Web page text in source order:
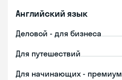
Английский язык
Деловой - для бизнеса
Для путешествий
Для начинающих - премиум